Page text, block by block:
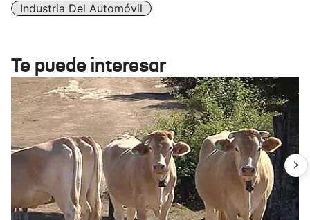
Industria Del Automóvil
Te puede interesar